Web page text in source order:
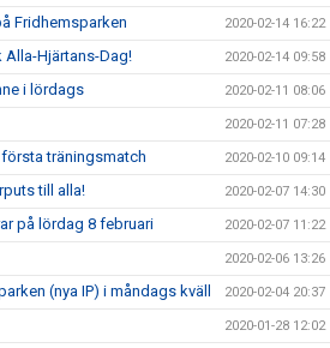
Fridhemsparken 2020-02-14 16:22
Alla-Hjärtans-Dag! 2020-02-14 09:58
i lördags 2020-02-11 08:06
2020-02-11 07:28
träningsmatch 2020-02-10 09:14
till alla! 2020-02-07 14:30
på lördag 8 februari 2020-02-07 11:22
2020-02-06 13:26
(nya IP) i måndags kväll 2020-02-04 20:37
2020-01-28 12:02